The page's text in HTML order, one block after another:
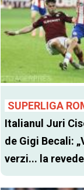
SUPERLIGA
Italianul Juri
de Gigi Becali:
verzi... la